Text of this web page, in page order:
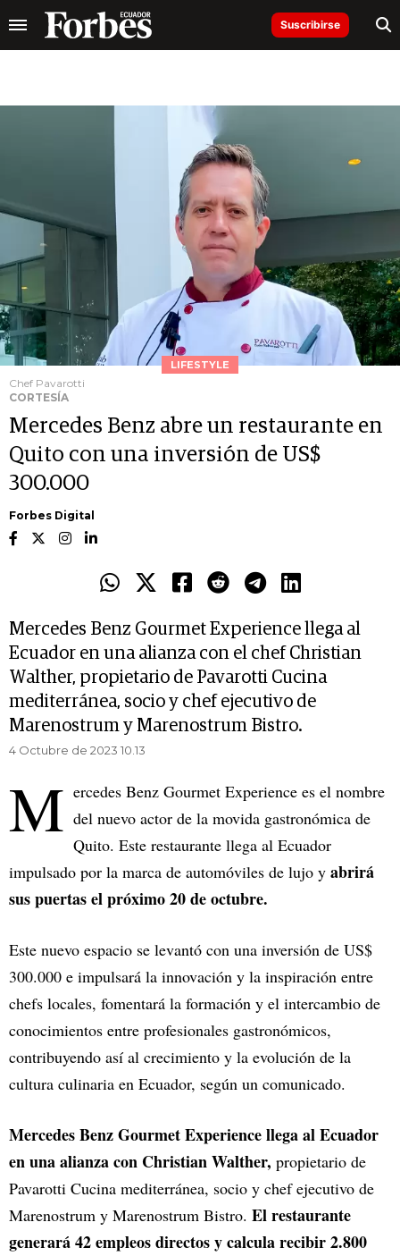
Suscribirse
LIFESTYLE
Chef Pavarotti
CORTESÍA
Mercedes Benz abre un restaurante en
Quito con una inversión de US$
300.000
Forbes Digital
Mercedes Benz Gourmet Experience llega al
Ecuador en una alianza con el chef Christian
Walther, propietario de Pavarotti Cucina
mediterránea, socio y chef ejecutivo de
Marenostrum y Marenostrum Bistro.
4 Octubre de 2023 10.13
M ercedes Benz Gourmet Experience es el nombre
del nuevo actor de la movida gastronómica de
Quito. Este restaurante llega al Ecuador
impulsado por la marca de automóviles de lujo y abrirá
sus puertas el próximo 20 de octubre.
Este nuevo espacio se levantó con una inversión de US$
300.000 e impulsará la innovación y la inspiración entre
chefs locales, fomentará la formación y el intercambio de
conocimientos entre profesionales gastronómicos,
contribuyendo así al crecimiento y la evolución de la
cultura culinaria en Ecuador, según un comunicado.
Mercedes Benz Gourmet Experience llega al Ecuador
en una alianza con Christian Walther, propietario de
Pavarotti Cucina mediterránea, socio y chef ejecutivo de
Marenostrum y Marenostrum Bistro. El restaurante
generará 42 empleos directos y calcula recibir 2.800